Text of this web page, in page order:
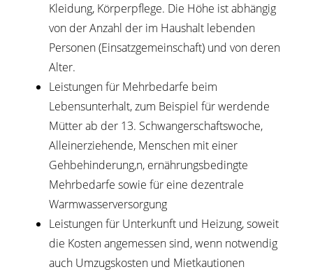
Kleidung, Körperpflege. Die Höhe ist abhängig
von der Anzahl der im Haushalt lebenden
Personen (Einsatzgemeinschaft) und von deren
Alter.
Leistungen für Mehrbedarfe beim
Lebensunterhalt, zum Beispiel für werdende
Mütter ab der 13. Schwangerschaftswoche,
Alleinerziehende, Menschen mit einer
Gehbehinderung,n, ernährungsbedingte
Mehrbedarfe sowie für eine dezentrale
Warmwasserversorgung
Leistungen für Unterkunft und Heizung, soweit
die Kosten angemessen sind, wenn notwendig
auch Umzugskosten und Mietkautionen